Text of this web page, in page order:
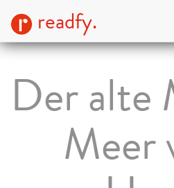
readfy.
Der alte
Meer